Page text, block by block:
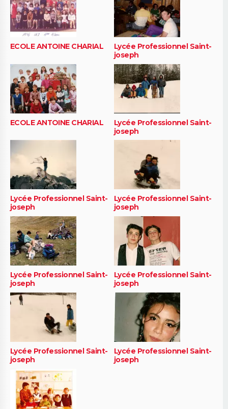
ECOLE ANTOINE CHARIAL
Lycée Professionnel Saint-
joseph
ECOLE ANTOINE CHARIAL
Lycée Professionnel Saint-
joseph
Lycée Professionnel Saint-
joseph
Lycée Professionnel Saint-
joseph
Lycée Professionnel Saint-
joseph
Lycée Professionnel Saint-
joseph
Lycée Professionnel Saint-
joseph
Lycée Professionnel Saint-
joseph